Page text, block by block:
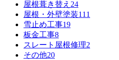
屋根葺き替え 24
屋根・外壁塗装111
雪止め工事19
板金工事8
スレート屋根修理2
その他20